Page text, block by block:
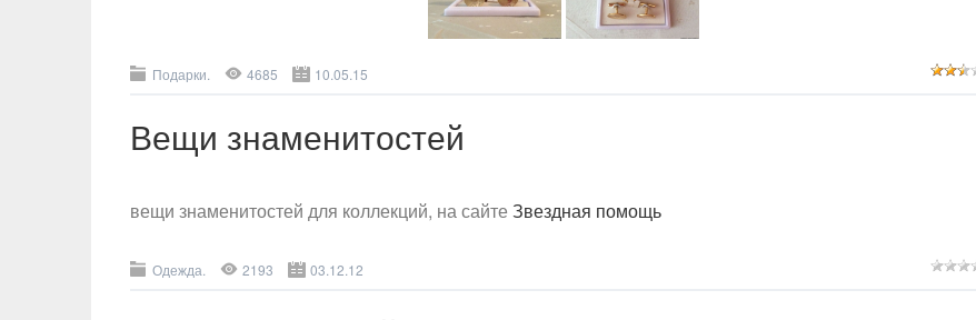
Подарки. 4685 10.05.15
Вещи знаменитостей
вещи знаменитостей для коллекций, на сайте Звездная помощь
Одежда. 2193 03.12.12